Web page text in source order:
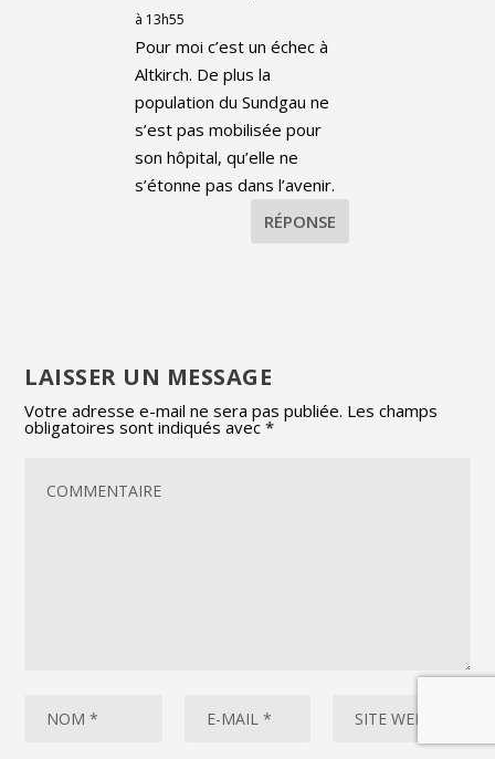
à 13h55
Pour moi c’est un échec à
Altkirch. De plus la
population du Sundgau ne
s’est pas mobilisée pour
son hôpital, qu’elle ne
s’étonne pas dans l’avenir.
RÉPONSE
LAISSER UN MESSAGE
Votre adresse e-mail ne sera pas publiée. Les champs
obligatoires sont indiqués avec*